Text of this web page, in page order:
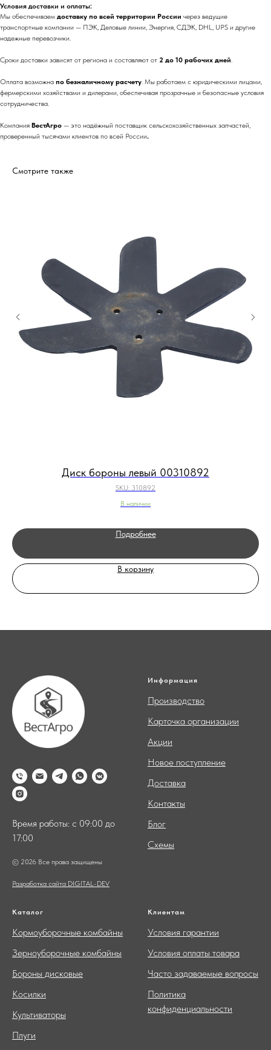
Условия доставки и оплаты:
Мы обеспечиваем доставку по всей территории России через ведущие
транспортные компании — ПЭК, Деловые линии, Энергия, СДЭК, DHL, UPS и другие
надежные перевозчики.
Сроки доставки зависят от региона и составляют от 2 до 10 рабочих дней.
Оплата возможна по безналичному расчету. Мы работаем с юридическими лицами,
фермерскими хозяйствами и дилерами, обеспечивая прозрачные и безопасные условия
сотрудничества.
Компания ВестАгро — это надёжный поставщик сельскохозяйственных запчастей,
проверенный тысячами клиентов по всей России.
Смотрите также
Диск бороны левый 00310892
SKU: 310892
В наличии
Подробнее
В корзину
Время работы: с 09:00 до
17:00
© 2026 Все права защищены
Разработка сайта DIGITAL-DEV
Информация
Производство
Карточка организации
Акции
Новое поступление
Доставка
Контакты
Блог
Схемы
Каталог
Кормоуборочные комбайны
Зерноуборочные комбайны
Бороны дисковые
Косилки
Культиваторы
Плуги
Клиентам
Условия гарантии
Условия оплаты товара
Часто задаваемые вопросы
Политика
конфиденциальности